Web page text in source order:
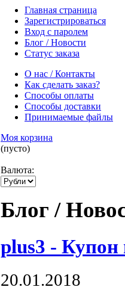
Главная страница
Зарегистрироваться
Вход с паролем
Блог / Новости
Статус заказа
О нас / Контакты
Как сделать заказ?
Способы оплаты
Способы доставки
Принимаемые файлы
Моя корзина
(пусто)
Валюта:
Блог /
plus3 - Купон
20.01.2018